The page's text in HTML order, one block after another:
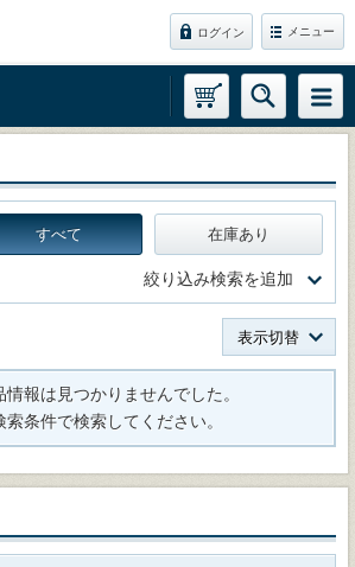
ログイン メニュー
すべて 在庫あり
絞り込み検索を追加
表示切替
報は見つかりませんでした。
条件で検索してください。